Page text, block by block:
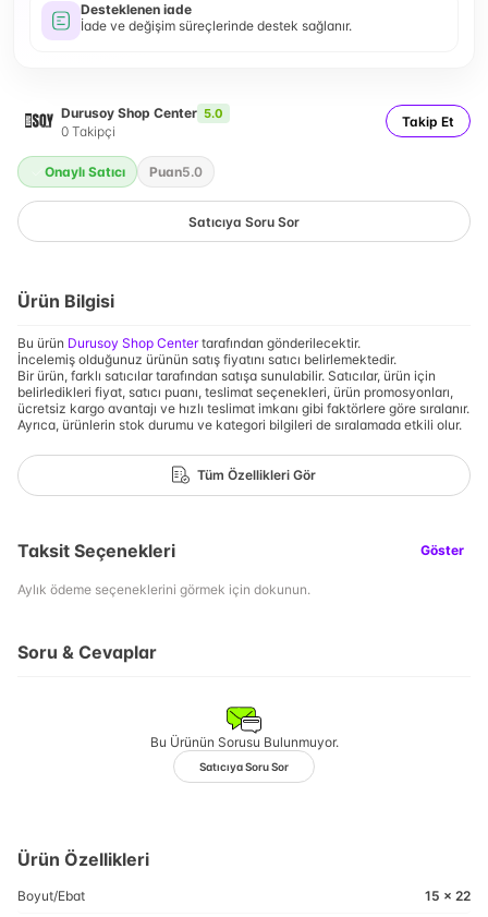
Desteklenen iade
İade ve değişim süreçlerinde destek sağlanır.
Durusoy Shop Center 5.0
0 Takipçi
Takip Et
Onaylı Satıcı Puan5.0
Satıcıya Soru Sor
Ürün Bilgisi
Bu ürün Durusoy Shop Centertarafından gönderilecektir.
İncelemiş olduğunuz ürünün satış fiyatını satıcı belirlemektedir.
Bir ürün, farklı satıcılar tarafından satışa sunulabilir. Satıcılar, ürün için
belirledikleri fiyat, satıcı puanı, teslimat seçenekleri, ürün promosyonları,
ücretsiz kargo avantajı ve hızlı teslimat imkanı gibi faktörlere göre sıralanır.
Ayrıca, ürünlerin stok durumu ve kategori bilgileri de sıralamada etkili olur.
Tüm Özellikleri Gör
Taksit Seçenekleri Göster
Aylık ödeme seçeneklerini görmek için dokunun.
Soru & Cevaplar
Bu Ürünün Sorusu Bulunmuyor.
Satıcıya Soru Sor
Ürün Özellikleri
Boyut/Ebat 15 x 22